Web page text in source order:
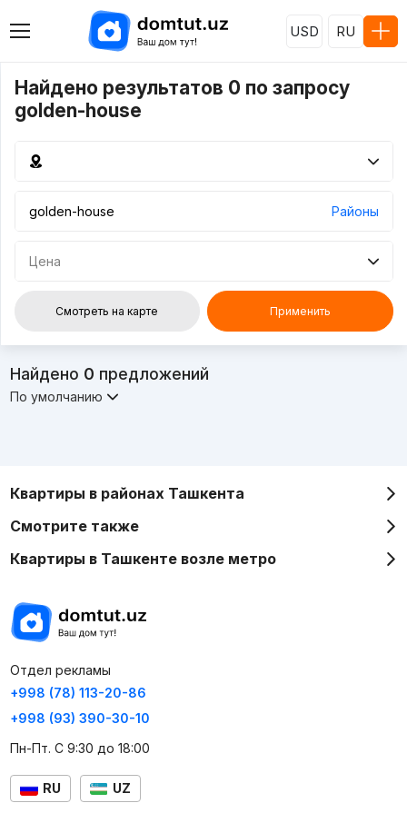
USD RU
Найдено результатов 0 по запросу
golden-house
Районы
Цена
Смотреть на карте Применить
Найдено 0 предложений
По умолчанию
Квартиры в районах Ташкента
Смотрите также
Квартиры в Ташкенте возле метро
Отдел рекламы
+998 (78) 113-20-86
+998 (93) 390-30-10
Пн-Пт. С 9:30 до 18:00
RU UZ